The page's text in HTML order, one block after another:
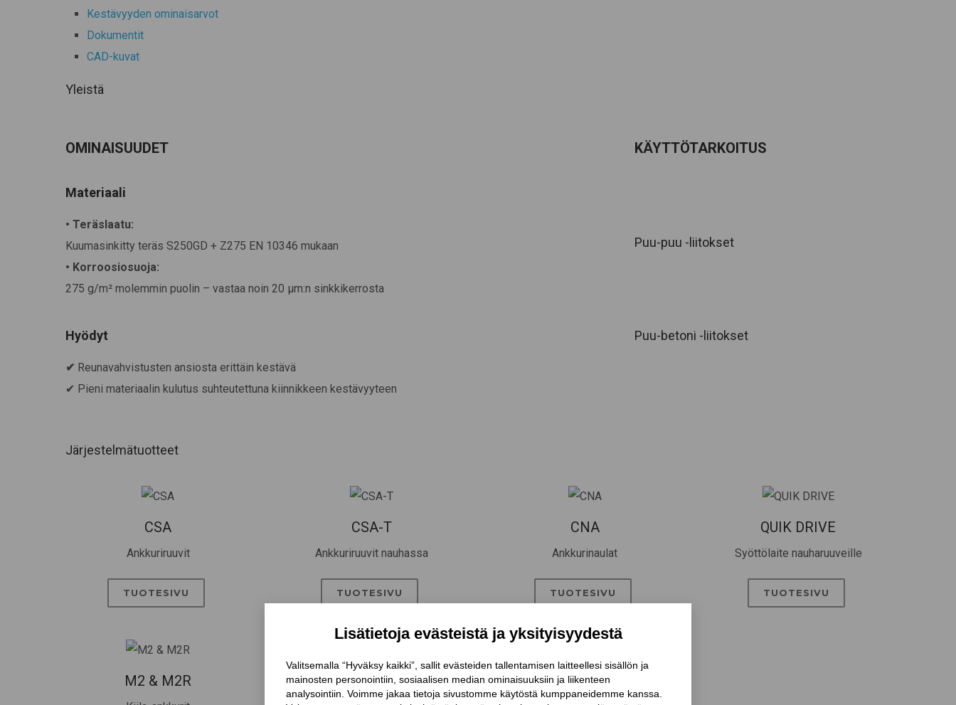
Kestävyyden ominaisarvot
Dokumentit
CAD-kuvat
Yleistä
OMINAISUUDET
Materiaali
• Teräslaatu:
Kuumasinkitty teräs S250GD + Z275 EN 10346 mukaan
• Korroosiosuoja:
275 g/m² molemmin puolin – vastaa noin 20 μm:n sinkkikerrosta
Hyödyt
✔ Reunavahvistusten ansiosta erittäin kestävä
✔ Pieni materiaalin kulutus suhteutettuna kiinnikkeen kestävyyteen
KÄYTTÖTARKOITUS
Puu-puu -liitokset
Puu-betoni -liitokset
Järjestelmätuotteet
CSA
Ankkuriruuvit
TUOTESIVU
CSA-T
Ankkuriruuvit nauhassa
TUOTESIVU
CNA
Ankkurinaulat
TUOTESIVU
QUIK DRIVE
Syöttölaite nauharuuveille
TUOTESIVU
M2 & M2R AT-HP